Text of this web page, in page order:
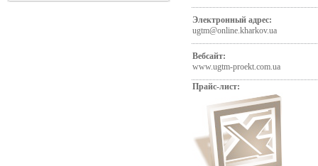
Электронный адрес:
ugtm@online.kharkov.ua
Вебсайт:
www.ugtm-proekt.com.ua
Прайс-лист: